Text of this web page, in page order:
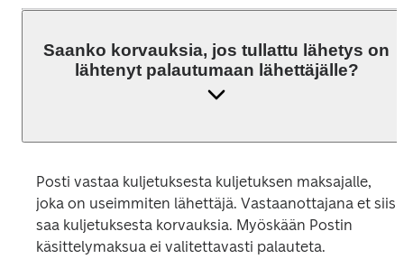
Saanko korvauksia, jos tullattu lähetys on
lähtenyt palautumaan lähettäjälle?
Posti vastaa kuljetuksesta kuljetuksen maksajalle,
joka on useimmiten lähettäjä. Vastaanottajana et siis
saa kuljetuksesta korvauksia. Myöskään Postin
käsittelymaksua ei valitettavasti palauteta.